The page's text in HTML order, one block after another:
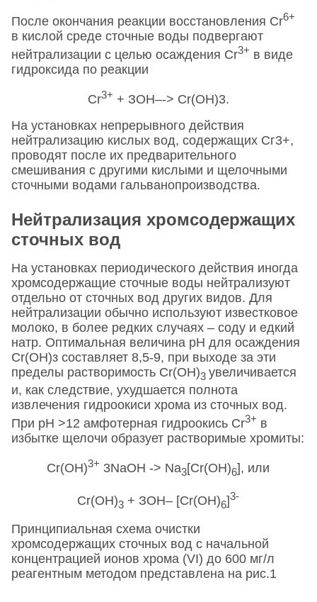
После окончания реакции восстановления Сr6+
в кислой среде сточные воды подвергают
нейтрализации с целью осаждения Сr3+ в виде
гидроксида по реакции
Сr3+ + ЗОН–-> Сr(ОН)3.
На установках непрерывного действия
нейтрализацию кислых вод, содержащих Сг3+,
проводят после их предварительного
смешивания с другими кислыми и щелочными
сточными водами гальванопроизводства.
Нейтрализация хромсодержащих
сточных вод
На установках периодического действия иногда
хромсодержащие сточные воды нейтрализуют
отдельно от сточных вод других видов. Для
нейтрализации обычно используют известковое
молоко, в более редких случаях – соду и едкий
натр. Оптимальная величина pH для осаждения
Сr(ОН)з составляет 8,5-9, при выходе за эти
пределы растворимость Сr(ОН)3 увеличивается
и, как следствие, ухудшается полнота
извлечения гидроокиси хрома из сточных вод.
При pH >12 амфотерная гидроокись Сr3+ в
избытке щелочи образует растворимые хромиты:
Сr(ОН)3+ 3NaOH -> Na3[Cr(OH)6], или
Сr(ОН)3 + ЗОН– [Сr(ОН)6]3-
Принципиальная схема очистки
хромсодержащих сточных вод с начальной
концентрацией ионов хрома (VI) до 600 мг/л
реагентным методом представлена на рис.1